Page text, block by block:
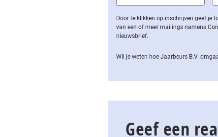
Door te klikken op inschrijven geef je
van een of meer mailings namens
nieuwsbrief.
Wil je weten hoe Jaarbeurs B.V.
Geef een